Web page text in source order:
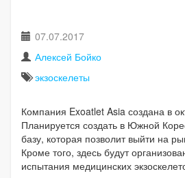
07.07.2017
Алексей Бойко
экзоскелеты
Компания Exoatlet Asia создана в
Планируется создать в Южной
базу, которая позволит выйти на
Кроме того, здесь будут
испытания медицинских